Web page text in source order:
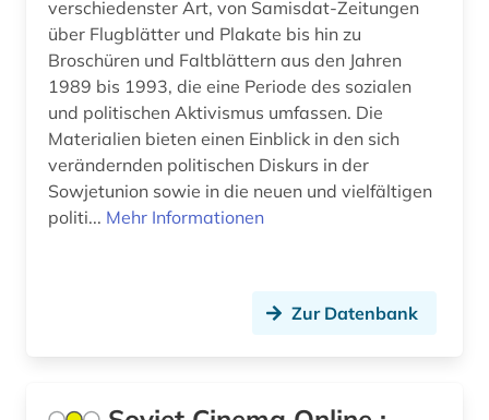
verschiedenster Art, von Samisdat-Zeitungen
über Flugblätter und Plakate bis hin zu
Broschüren und Faltblättern aus den Jahren
1989 bis 1993, die eine Periode des sozialen
und politischen Aktivismus umfassen. Die
Materialien bieten einen Einblick in den sich
verändernden politischen Diskurs in der
Sowjetunion sowie in die neuen und vielfältigen
politi... Mehr Informationen
Zur Datenbank